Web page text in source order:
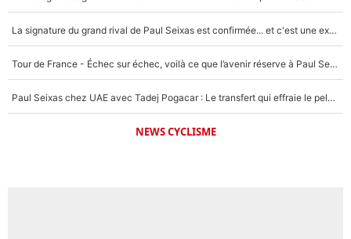
La signature du grand rival de Paul Seixas est confirmée... et c'est une excellente nouvelle pour l'équipe Decathlon-CMA CGM !
Tour de France - Échec sur échec, voilà ce que l’avenir réserve à Paul Seixas : «Tant qu’il y aura un Pogacar comme celui-là...»
Paul Seixas chez UAE avec Tadej Pogacar : Le transfert qui effraie le peloton, «c’est la pire des choses qui puisse arriver»
NEWS CYCLISME